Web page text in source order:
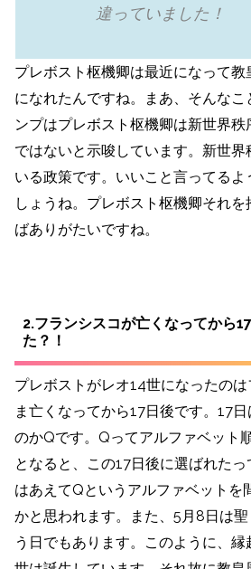
違っていました！
プレボスト枢機卿は最近になって教
になれたんですね。まあ、そんなこ
ンプはプレボスト枢機卿は新世界秩
ではないと示唆しています。新世界
いる政策です。いいこと言ってる
しょうね。プレボスト枢機卿それ
ばありがたいですね。
2.フランシスコが亡くなってから
た？！
プレボストがレオ14世になったの
ま亡くなってから17日後です。17
のかQです。Qってアルファベット
となると、この17日後に選ばれた
はあえてQというアルファベットを
かと思われます。また、5月8日は
う日でもあります。このように、